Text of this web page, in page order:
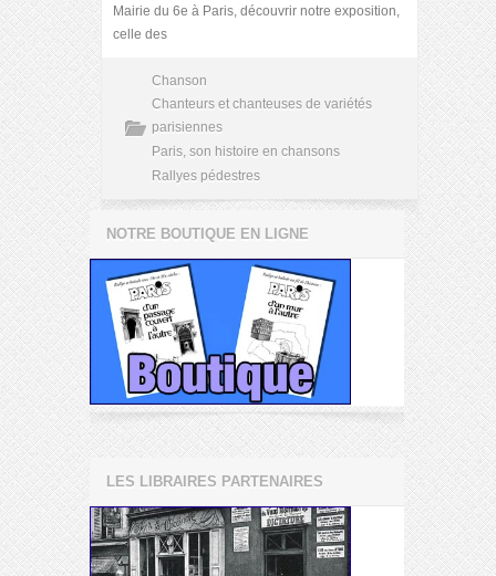
Mairie du 6e à Paris, découvrir notre exposition,
celle des
Chanson
Chanteurs et chanteuses de variétés
parisiennes
Paris, son histoire en chansons
Rallyes pédestres
NOTRE BOUTIQUE EN LIGNE
LES LIBRAIRES PARTENAIRES